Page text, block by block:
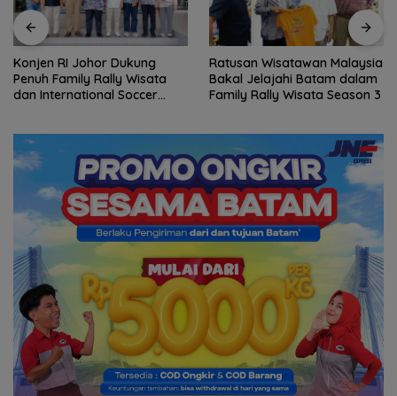
Konjen RI Johor Dukung
Penuh Family Rally Wisata
dan International Soccer
Ratusan Wisatawan Malaysia
Bakal Jelajahi Batam dalam
Family Rally Wisata Season 3